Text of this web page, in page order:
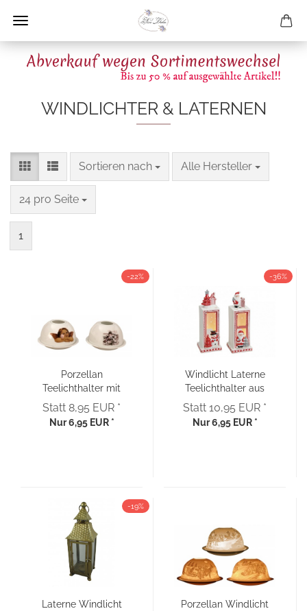
WINDLICHTER & LATERNEN
Sortieren nach
Sortieren nach Alle Hersteller
pro Seite
24 pro Seite
pro Seite
1
-22%
Porzellan
Teelichthalter mit
Kuppel
Engel/Schneemann
Statt 8,95 EUR *
Nur 6,95 EUR *
-36%
Windlicht Laterne
Teelichthalter aus
Keramik
Weihnachtsmotiv
Statt 10,95 EUR *
Nur 6,95 EUR *
-19%
Laterne Windlicht
Porzellan Windlicht